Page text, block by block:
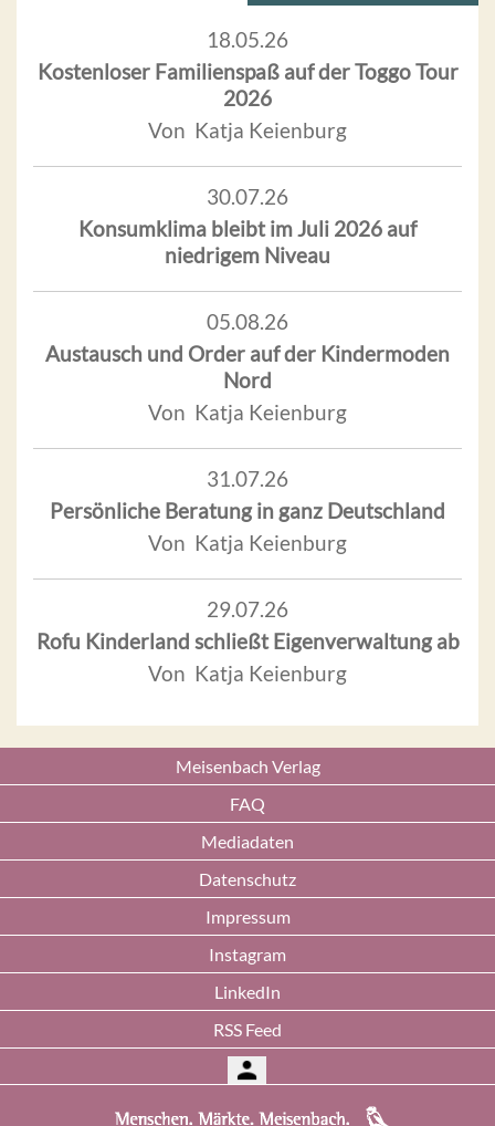
18.05.26
Kostenloser Familienspaß auf der Toggo Tour
2026
Von Katja Keienburg
30.07.26
Konsumklima bleibt im Juli 2026 auf
niedrigem Niveau
05.08.26
Austausch und Order auf der Kindermoden
Nord
Von Katja Keienburg
31.07.26
Persönliche Beratung in ganz Deutschland
Von Katja Keienburg
29.07.26
Rofu Kinderland schließt Eigenverwaltung ab
Von Katja Keienburg
Meisenbach Verlag
FAQ
Mediadaten
Datenschutz
Impressum
Instagram
LinkedIn
RSS Feed